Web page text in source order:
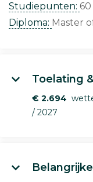
Studiepunten: 60
Diploma: Master
Toelating
€ 2.694
/ 2027